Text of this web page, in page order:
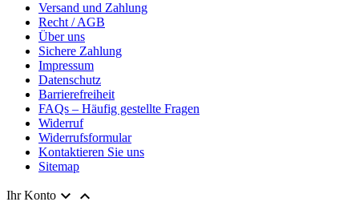
Versand und Zahlung
Recht / AGB
Über uns
Sichere Zahlung
Impressum
Datenschutz
Barrierefreiheit
FAQs – Häufig gestellte Fragen
Widerruf
Widerrufsformular
Kontaktieren Sie uns
Sitemap
Ihr Konto  